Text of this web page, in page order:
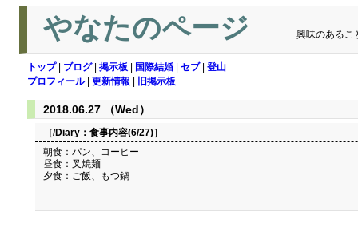
やなたのページ 興味のあるこ
トップ| ブログ| 掲示板 国際結婚 セブ| 登山
プロフィール| 更新情報 旧掲示板
2018.06.27 （Wed）
［/Diary： 食事内容(6/27)］
朝食：パン、コーヒー
昼食：叉焼麺
夕食：ご飯、もつ鍋